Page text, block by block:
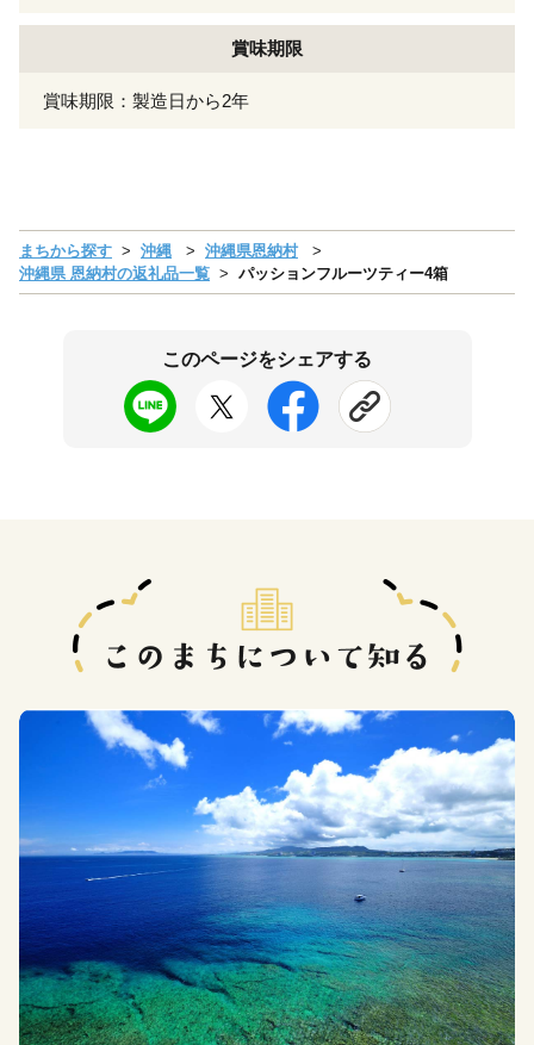
賞味期限
賞味期限：製造日から2年
まちから探す 沖縄
沖縄県恩納村
沖縄県 恩納村の返礼品一覧
パッションフルーツティー4箱
このページをシェアする